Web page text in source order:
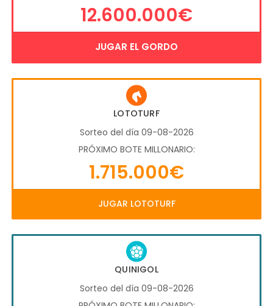
12.600.000€
JUGAR EL GORDO
LOTOTURF
Sorteo del día 09-08-2026
PRÓXIMO BOTE MILLONARIO:
1.715.000€
JUGAR LOTOTURF
QUINIGOL
Sorteo del día 09-08-2026